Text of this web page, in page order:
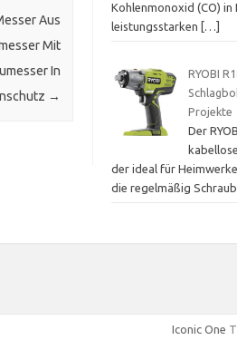
Aus
Mit
In
→
Kohlenmonoxid (CO) in
leistungsstarken
[…]
RYOBI
Projekte
Der
der ideal für
die regelmäßig
Iconic One